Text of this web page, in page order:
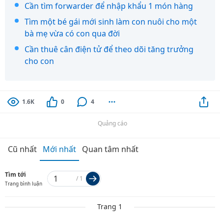
Cần tìm forwarder để nhập khẩu 1 món hàng
Tìm một bé gái mới sinh làm con nuôi cho một
bà mẹ vừa có con qua đời
Cần thuê cân điện tử để theo dõi tăng trưởng
cho con
1.6K 0 4
Quảng cáo
Cũ nhất Mới nhất Quan tâm nhất
Tìm tới
Trang bình luận
/ 1
Trang 1